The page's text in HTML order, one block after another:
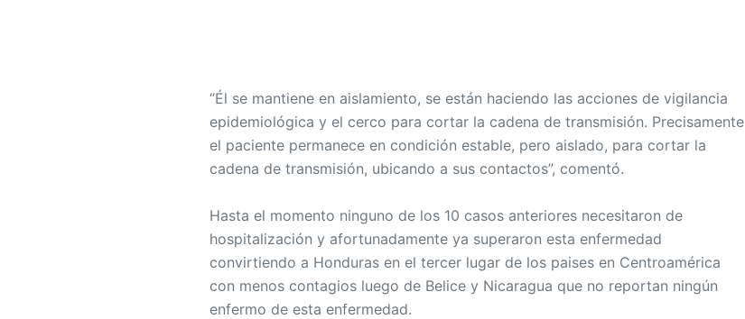
“Él se mantiene en aislamiento, se están haciendo las acciones de vigilancia
epidemiológica y el cerco para cortar la cadena de transmisión. Precisamente
el paciente permanece en condición estable, pero aislado, para cortar la
cadena de transmisión, ubicando a sus contactos”, comentó.
Hasta el momento ninguno de los 10 casos anteriores necesitaron de
hospitalización y afortunadamente ya superaron esta enfermedad
convirtiendo a Honduras en el tercer lugar de los paises en Centroamérica
con menos contagios luego de Belice y Nicaragua que no reportan ningún
enfermo de esta enfermedad.